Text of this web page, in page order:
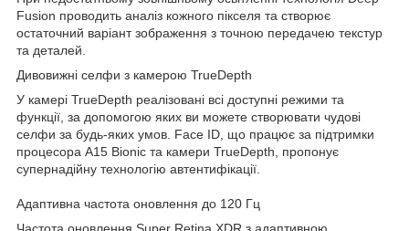
Fusion проводить аналіз кожного пікселя та створює
остаточний варіант зображення з точною передачею текстур
та деталей.
Дивовижні селфи з камерою TrueDepth
У камері TrueDepth реалізовані всі доступні режими та
функції, за допомогою яких ви можете створювати чудові
селфи за будь-яких умов. Face ID, що працює за підтримки
процесора A15 Bionic та камери TrueDepth, пропонує
супернадійну технологію автентифікації.
Адаптивна частота оновлення до 120 Гц
Частота оновлення Super Retina XDR з адаптивною